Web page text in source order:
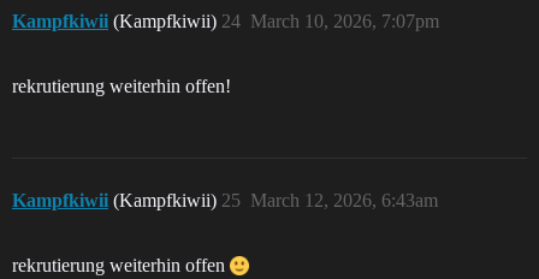
Kampfkiwii (Kampfkiwii) March 10, 2026, 7:07pm
24
rekrutierung weiterhin offen!
Kampfkiwii (Kampfkiwii) March 12, 2026, 6:43am
25
rekrutierung weiterhin offen